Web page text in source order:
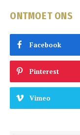
ONTMOET ONS
Facebook
Pinterest
Vimeo